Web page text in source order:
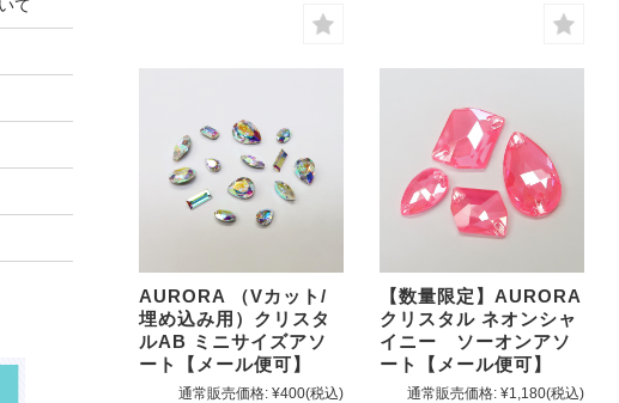
AURORA （Vカット/
埋め込み用）クリスタ
ルAB ミニサイズアソ
ート【メール便可】
通常販売価格: ¥400(税込)
【数量限定】AURORA
クリスタル ネオンシャ
イニー ソーオンアソ
ート【メール便可】
通常販売価格: ¥1,180(税込)
て